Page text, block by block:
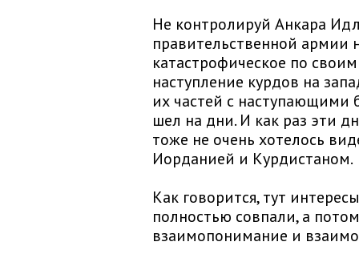
Не контролируй Анкара
правительственной армии
катастрофическое по
наступление курдов на
их частей с наступающими
шел на дни. И как раз эти
тоже не очень хотелось
Иорданией и Курдистаном.
Как говорится, тут
полностью совпали, а
взаимопонимание и